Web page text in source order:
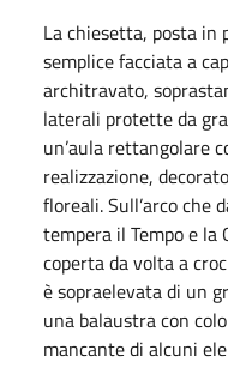
La chiesetta, posta in
semplice facciata a
architravato,
laterali protette da
un’aula rettangolare
realizzazione,
floreali. Sull’arco che
tempera il Tempo e la
coperta da volta a
è sopraelevata di un
una balaustra con
mancante di alcuni